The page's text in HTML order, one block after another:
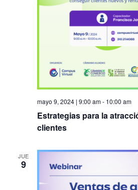
mayo 9, 2024 | 9:00 am- 10:00 am
Estrategias para la
clientes
JUE
9